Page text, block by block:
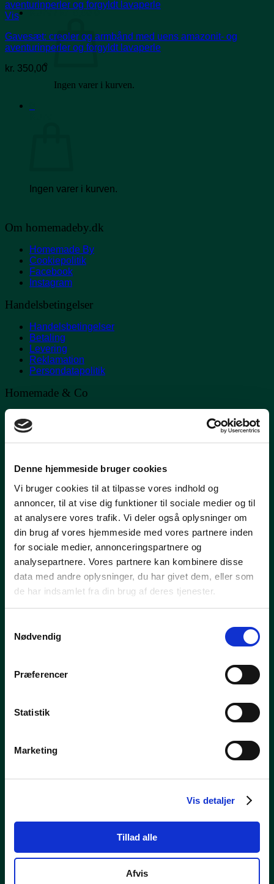
Denne hjemmeside bruger cookies
Vi bruger cookies til at tilpasse vores indhold og
annoncer, til at vise dig funktioner til sociale medier og til
at analysere vores trafik. Vi deler også oplysninger om
din brug af vores hjemmeside med vores partnere inden
for sociale medier, annonceringspartnere og
analysepartnere. Vores partnere kan kombinere disse
data med andre oplysninger, du har givet dem, eller som
de har indsamlet fra din brug af deres tjenester.
Nødvendig
Præferencer
Statistik
Marketing
Vis detaljer
Tillad alle
Afvis
Kurv /kr.0,00 0
Ingen varer i kurven.
Ingen varer i kurven.
Vis
Gavesæt: creoler og armbånd med uens amazonit- og
aventurinperler og forgyldt lavaperle
kr. 350,00
Om homemadeby.dk
Homemade By
Cookiepolitik
Facebook
Instagram
Handelsbetingelser
Handelsbetingelser
Betaling
Levering
Reklamation
Persondatapolitik
Homemade & Co
Adresse:
Vangsbovej 1
Onsdag-Fredag 13:00-17:30
Kontakt
E-mail:Eva@homemadeby.dk
Adresse:
8361 Hasselager
CVR nummer: 33560214